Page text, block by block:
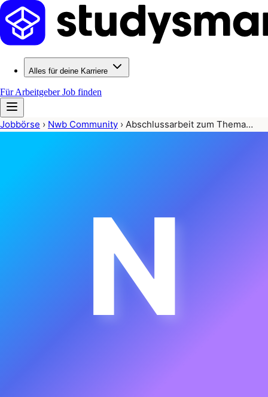
Alles für deine Karriere
Für ArbeitgeberJob finden
Jobbörse › Nwb Community › Abschlussarbeit zum Thema…
N